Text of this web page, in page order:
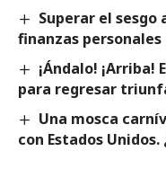
Superar el
finanzas
¡Ándalo!
para regresar
Una mosca
con Estados